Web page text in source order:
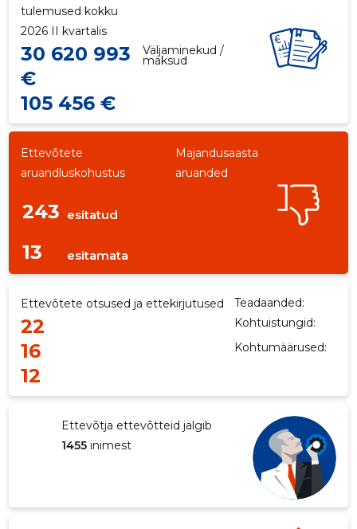
tulemused kokku
2026 II kvartalis
30 620 993
€
Väljaminekud /
maksud
105 456 €
Ettevõtete
aruandluskohustus
Majandusaasta
aruanded
243 esitatud
13 esitamata
Ettevõtete otsused ja ettekirjutused Teadaanded:
22 Kohtuistungid:
16 Kohtumäärused:
12
Ettevõtja ettevõtteid jälgib
1455 inimest